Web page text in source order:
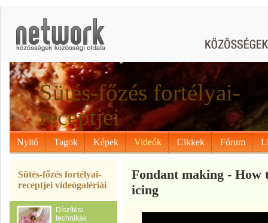
Sütés-főzés fortélyai-
receptjei
Nyitó Tagok Képek Videók Cikkek Fórum
Sütés-főzés fortélyai-
receptjei videógalériái
Díszítési
technikák
Fondant making - How
icing